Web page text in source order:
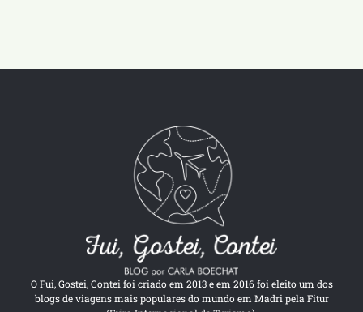
O Fui, Gostei, Contei foi criado em 2013 e em 2016 foi eleito um dos
blogs de viagens mais populares do mundo em Madri pela Fitur